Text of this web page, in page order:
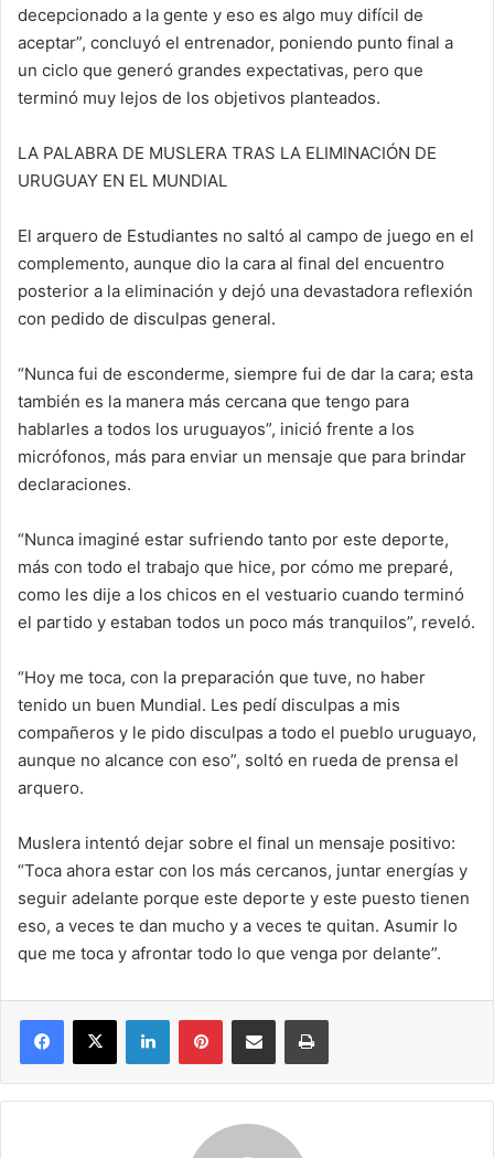
decepcionado a la gente y eso es algo muy difícil de
aceptar”, concluyó el entrenador, poniendo punto final a
un ciclo que generó grandes expectativas, pero que
terminó muy lejos de los objetivos planteados.
LA PALABRA DE MUSLERA TRAS LA ELIMINACIÓN DE
URUGUAY EN EL MUNDIAL
El arquero de Estudiantes no saltó al campo de juego en el
complemento, aunque dio la cara al final del encuentro
posterior a la eliminación y dejó una devastadora reflexión
con pedido de disculpas general.
“Nunca fui de esconderme, siempre fui de dar la cara; esta
también es la manera más cercana que tengo para
hablarles a todos los uruguayos”, inició frente a los
micrófonos, más para enviar un mensaje que para brindar
declaraciones.
“Nunca imaginé estar sufriendo tanto por este deporte,
más con todo el trabajo que hice, por cómo me preparé,
como les dije a los chicos en el vestuario cuando terminó
el partido y estaban todos un poco más tranquilos”, reveló.
“Hoy me toca, con la preparación que tuve, no haber
tenido un buen Mundial. Les pedí disculpas a mis
compañeros y le pido disculpas a todo el pueblo uruguayo,
aunque no alcance con eso”, soltó en rueda de prensa el
arquero.
Muslera intentó dejar sobre el final un mensaje positivo:
“Toca ahora estar con los más cercanos, juntar energías y
seguir adelante porque este deporte y este puesto tienen
eso, a veces te dan mucho y a veces te quitan. Asumir lo
que me toca y afrontar todo lo que venga por delante”.
Facebook
X LinkedInPinterestCompartir por correo electrónicoImprimir